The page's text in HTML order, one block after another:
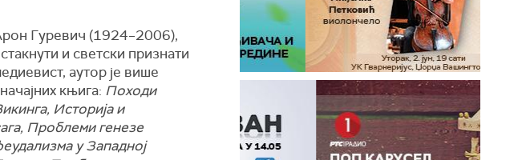
Гуревич (1924–2006),
и светски признати
аутор је више
књига: Походи
Историја и
Проблеми генезе
у Западној